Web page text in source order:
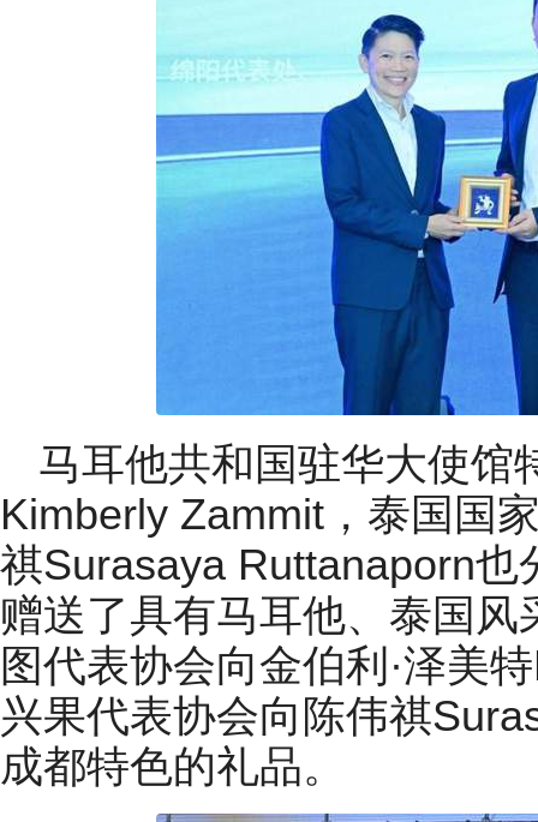
马耳他共和国驻华大使馆
Kimberly Zammit，泰国国
祺Surasaya Ruttanaporn
赠送了具有马耳他、泰国
图代表协会向金伯利·泽美
兴果代表协会向陈伟祺
成都特色的礼品。